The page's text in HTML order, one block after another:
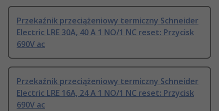
Przekaźnik przeciążeniowy termiczny Schneider
Electric LRE 30A, 40 A 1 NO/1 NC reset: Przycisk
690V ac
Przekaźnik przeciążeniowy termiczny Schneider
Electric LRE 16A, 24 A 1 NO/1 NC reset: Przycisk
690V ac